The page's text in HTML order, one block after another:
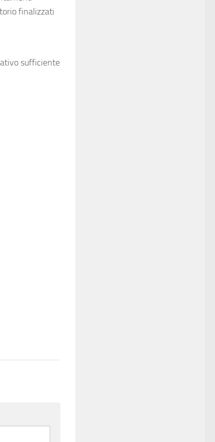
finalizzati
sufficiente